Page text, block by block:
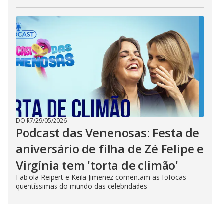
DO R7/29/05/2026
Podcast das Venenosas: Festa de
aniversário de filha de Zé Felipe e
Virgínia tem 'torta de climão'
Fabíola Reipert e Keila Jimenez comentam as fofocas
quentíssimas do mundo das celebridades